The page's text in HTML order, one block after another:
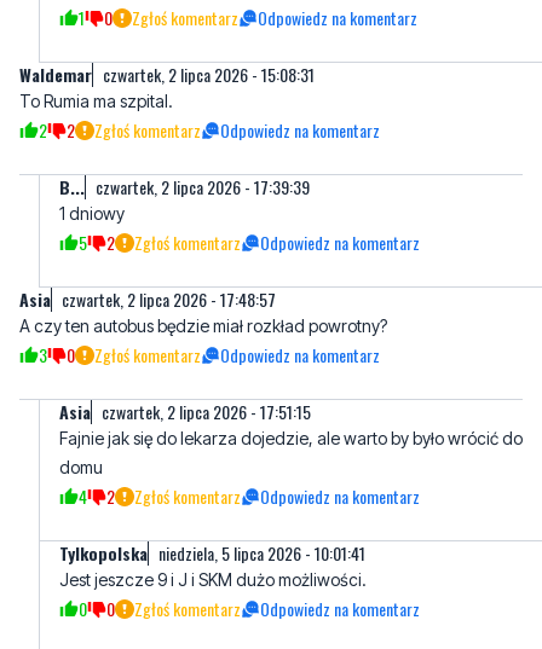
1 0 Zgłoś komentarz Odpowiedz na komentarz
Waldemar czwartek, 2 lipca 2026 - 15:08:31
To Rumia ma szpital.
2 2 Zgłoś komentarz Odpowiedz na komentarz
B... czwartek, 2 lipca 2026 - 17:39:39
1 dniowy
5 2 Zgłoś komentarz Odpowiedz na komentarz
Asia czwartek, 2 lipca 2026 - 17:48:57
A czy ten autobus będzie miał rozkład powrotny?
3 0 Zgłoś komentarz Odpowiedz na komentarz
Asia czwartek, 2 lipca 2026 - 17:51:15
Fajnie jak się do lekarza dojedzie, ale warto by było wrócić do
domu
4 2 Zgłoś komentarz Odpowiedz na komentarz
Tylkopolska niedziela, 5 lipca 2026 - 10:01:41
Jest jeszcze 9 i J i SKM dużo możliwości.
0 0 Zgłoś komentarz Odpowiedz na komentarz